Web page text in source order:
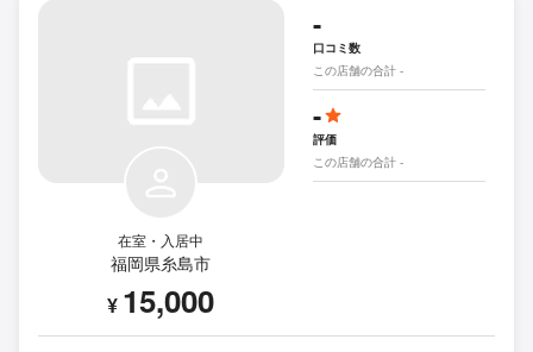
在室・入居中
福岡県糸島市
¥ 15,000
-
口コミ数
この店舗の合計 -
-
評価
この店舗の合計 -